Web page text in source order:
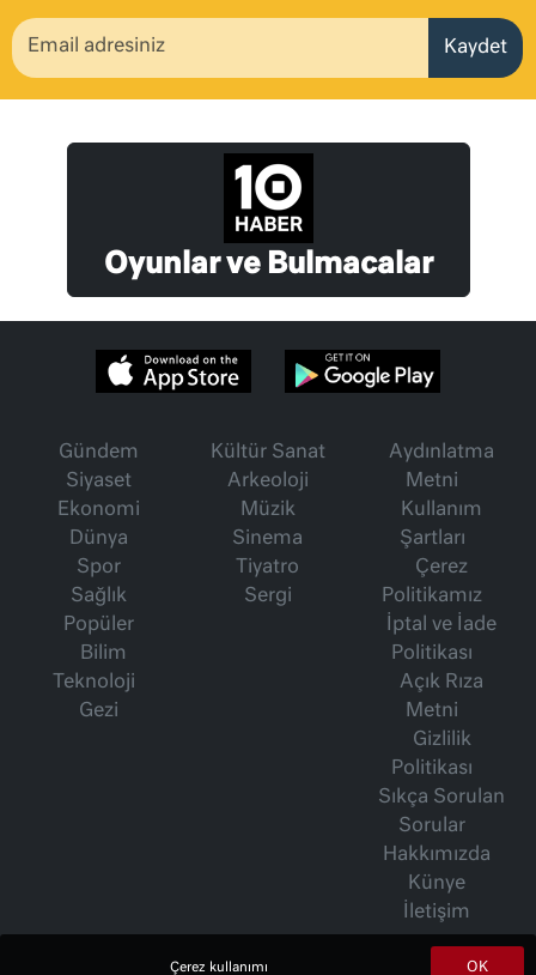
Kaydet
Oyunlar ve Bulmacalar
Gündem
Siyaset
Ekonomi
Dünya
Spor
Sağlık
Popüler
Bilim
Teknoloji
Gezi
Kültür Sanat
Arkeoloji
Müzik
Sinema
Tiyatro
Sergi
Aydınlatma
Metni
Kullanım
Şartları
Çerez
Politikamız
İptal ve İade
Politikası
Açık Rıza
Metni
Gizlilik
Politikası
Sıkça Sorulan
Sorular
Hakkımızda
Künye
İletişim
OK
Çerez kullanımı